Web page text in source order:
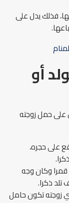
فذلك يدل على
أو
على حمل زوجته
على حجره،
قمرا وكان وجه
ذكرا.
زوجته تكون حامل